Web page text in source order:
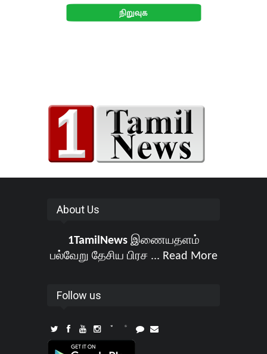
About Us
1TamilNewsஇணையதளம்
பல்வேறு தேசிய பிரச ... Read More
Follow us